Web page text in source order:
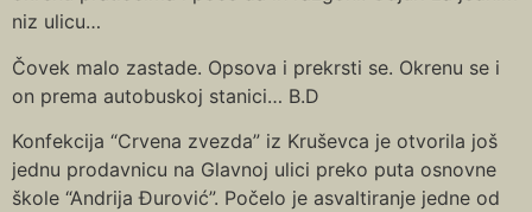
niz ulicu…
Čovek malo zastade. Opsova i prekrsti se. Okrenu se i
on prema autobuskoj stanici… B.D
Konfekcija “Crvena zvezda” iz Kruševca je otvorila još
jednu prodavnicu na Glavnoj ulici preko puta osnovne
škole “Andrija Đurović”. Počelo je asvaltiranje jedne od